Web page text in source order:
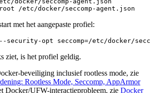
met het aangepaste profiel:
security-opt seccomp=/etc/docker/
ziet, is het profiel geldig.
beveiliging inclusief rootless mode, zie
Rootless Mode, Seccomp, AppArmor
Docker/UFW-interactieprobleem, zie Docker